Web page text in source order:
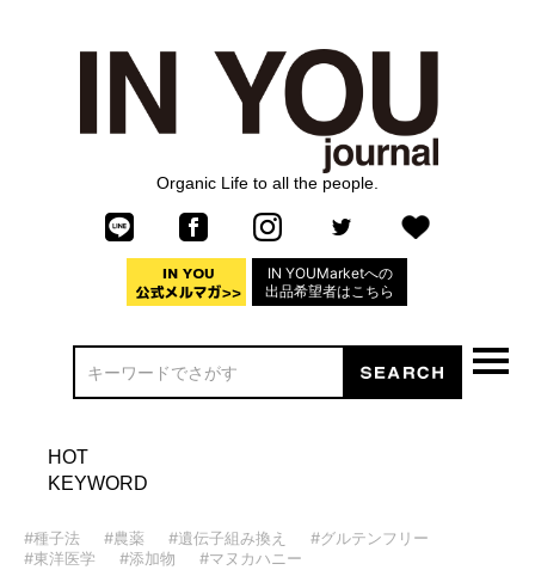
Organic Life to all the people.
IN YOUMarketへの
出品希望者はこちら
HOT
KEYWORD
#種子法 #農薬 #遺伝子組み換え
#グルテンフリー
#東洋医学
#添加物 #マヌカハニー